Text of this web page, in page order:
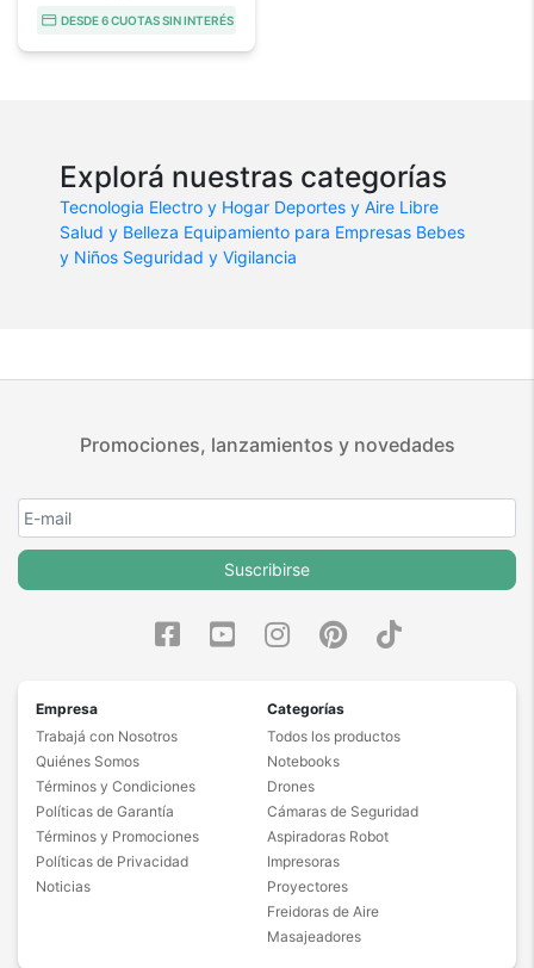
DESDE 6 CUOTAS SIN INTERÉS
Explorá nuestras categorías
Tecnologia Electro y Hogar Deportes y Aire Libre
Salud y Belleza Equipamiento para Empresas Bebes
y Niños Seguridad y Vigilancia
Promociones, lanzamientos y novedades
Suscribirse
Empresa
Trabajá con Nosotros
Quiénes Somos
Términos y Condiciones
Políticas de Garantía
Términos y Promociones
Políticas de Privacidad
Noticias
Categorías
Todos los productos
Notebooks
Drones
Cámaras de Seguridad
Aspiradoras Robot
Impresoras
Proyectores
Freidoras de Aire
Masajeadores